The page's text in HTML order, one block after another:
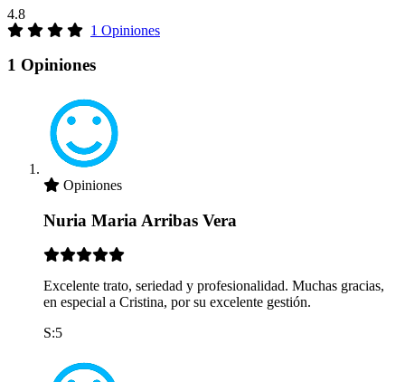
4.8
1 Opiniones
1 Opiniones
Opiniones
Nuria Maria Arribas Vera
Excelente trato, seriedad y profesionalidad. Muchas gracias,
en especial a Cristina, por su excelente gestión.
S:5